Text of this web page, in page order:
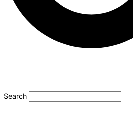
Search